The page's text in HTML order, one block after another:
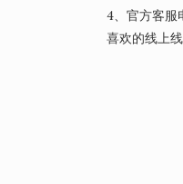
4、官方客服
喜欢的线上